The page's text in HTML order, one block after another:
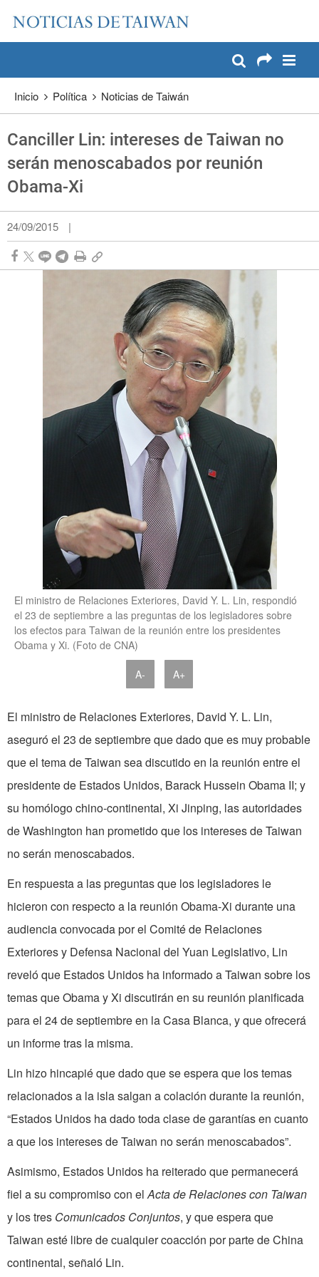
Pase a contenido principal
Inicio Política Noticias de Taiwán
Canciller Lin: intereses de Taiwan no
serán menoscabados por reunión
Obama-Xi
24/09/2015 |
El ministro de Relaciones Exteriores, David Y. L. Lin, respondió
el 23 de septiembre a las preguntas de los legisladores sobre
los efectos para Taiwan de la reunión entre los presidentes
Obama y Xi. (Foto de CNA)
A- A+
El ministro de Relaciones Exteriores, David Y. L. Lin,
aseguró el 23 de septiembre que dado que es muy probable
que el tema de Taiwan sea discutido en la reunión entre el
presidente de Estados Unidos, Barack Hussein Obama II; y
su homólogo chino-continental, Xi Jinping, las autoridades
de Washington han prometido que los intereses de Taiwan
no serán menoscabados.
En respuesta a las preguntas que los legisladores le
hicieron con respecto a la reunión Obama-Xi durante una
audiencia convocada por el Comité de Relaciones
Exteriores y Defensa Nacional del Yuan Legislativo, Lin
reveló que Estados Unidos ha informado a Taiwan sobre los
temas que Obama y Xi discutirán en su reunión planificada
para el 24 de septiembre en la Casa Blanca, y que ofrecerá
un informe tras la misma.
Lin hizo hincapié que dado que se espera que los temas
relacionados a la isla salgan a colación durante la reunión,
“Estados Unidos ha dado toda clase de garantías en cuanto
a que los intereses de Taiwan no serán menoscabados”.
Asimismo, Estados Unidos ha reiterado que permanecerá
fiel a su compromiso con elActa de Relaciones con Taiwan
y los tres Comunicados Conjuntos, y que espera que
Taiwan esté libre de cualquier coacción por parte de China
continental, señaló Lin.